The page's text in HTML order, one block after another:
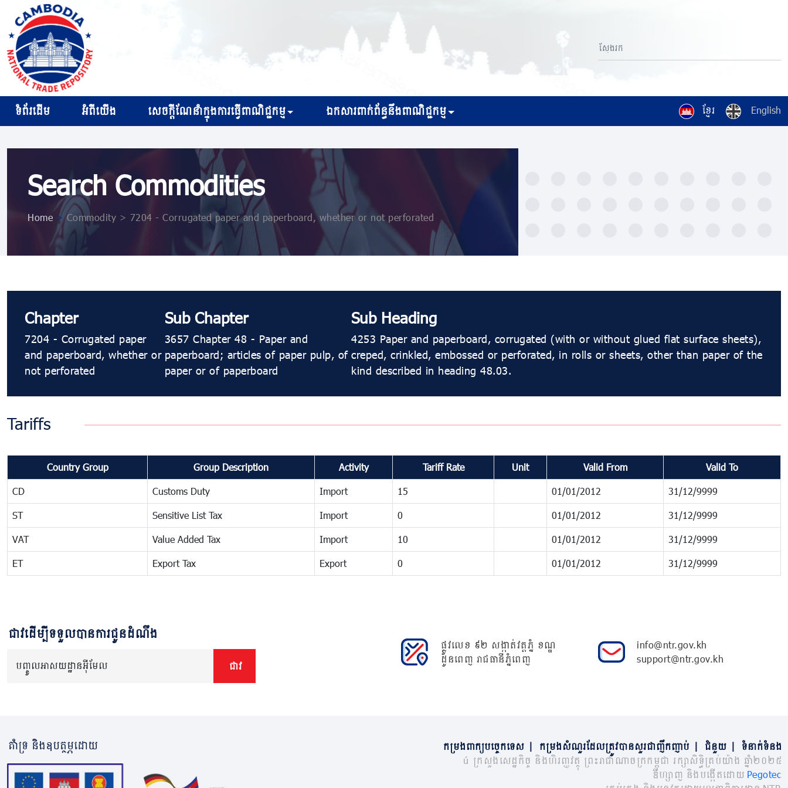
ខ្មែរ English
ទំព័រដើម អំពីយើង សេចក្ដីណែនាំក្នុងការធ្វើពាណិជ្ជកម្ម ឯកសារពាក់ព័ន្ធនឹងពាណិជ្ជកម្ម
Search Commodities
Home >Commodity > 7204 - Corrugated paper and paperboard, whether or not perforated
Chapter
7204 - Corrugated paper
and paperboard, whether or
not perforated
Sub Chapter
3657 Chapter 48 - Paper and
paperboard; articles of paper pulp, of
paper or of paperboard
Sub Heading
4253 Paper and paperboard, corrugated (with or without glued flat surface sheets),
creped, crinkled, embossed or perforated, in rolls or sheets, other than paper of the
kind described in heading 48.03.
Tariffs
Country Group Group Description Activity Tariff Rate Unit Valid From Valid To
CD Customs Duty Import 15 01/01/2012 31/12/9999
ST Sensitive List Tax Import 0 01/01/2012 31/12/9999
VAT Value Added Tax Import 10 01/01/2012 31/12/9999
ET Export Tax Export 0 01/01/2012 31/12/9999
ជាវដើម្បីទទួលបានការជូនដំណឹង
បញ្ចូលអាសយដ្ឋានអ៊ីមែល ជាវ
ផ្លូវលេខ ៩២ សង្កាត់វត្តភ្នំ ខណ្ឌ
ដូនពេញ រាជធានីភ្នំពេញ
info@ntr.gov.kh
support@ntr.gov.kh
គាំទ្រ និងឧបត្ថម្ភដោយ កម្រងពាក្យបច្ចេកទេស កម្រងសំណួរដែលត្រូវបានសួរជាញឹកញាប់ ជំនួយ
ទំនាក់ទំនង
© ក្រសួងសេដ្ឋកិច្ច និងហិរញ្ញវត្ថុ ព្រះរាជាណាចក្រកម្ពុជា រក្សាសិទ្ធិគ្រប់យ៉ាង ឆ្នាំ២០២៥
ឌីហ្សាញ និងបង្កើតដោយ Pegotec